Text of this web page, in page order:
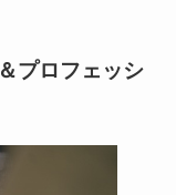
プロフェッシ